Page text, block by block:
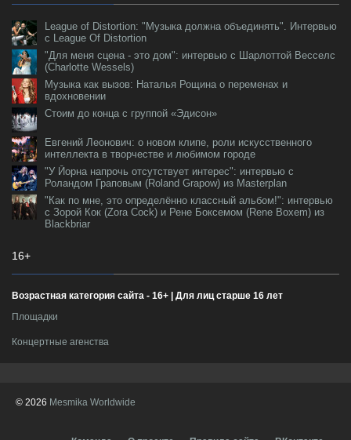
League of Distortion: "Музыка должна объединять". Интервью
с League Of Distortion
"Для меня сцена - это дом": интервью с Шарлоттой Весселс
(Charlotte Wessels)
Музыка как вызов: Наталья Рощина о переменах и
вдохновении
Стоим до конца с группой «Эдисон»
Евгений Леонович: о новом клипе, роли искусственного
интеллекта в творчестве и любимом городе
"У Йорна напрочь отсутствует интерес": интервью с
Роландом Граповым (Roland Grapow) из Masterplan
"Как по мне, это определённо классный альбом!": интервью
с Зорой Кок (Zora Cock) и Рене Боксемом (Rene Boxem) из
Blackbriar
16+
Возрастная категория сайта - 16+ | Для лиц старше 16 лет
Площадки
Концертные агенства
© 2026 Mesmika Worldwide